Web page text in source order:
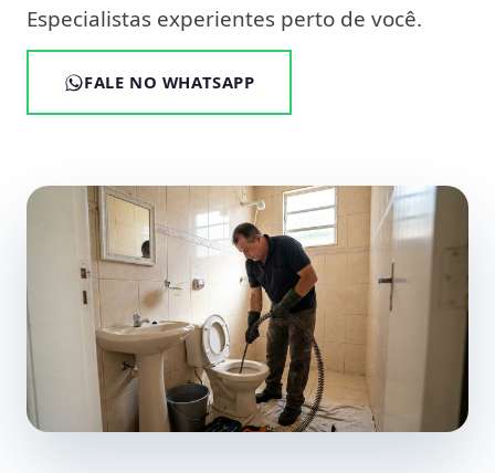
Especialistas experientes perto de você.
FALE NO WHATSAPP